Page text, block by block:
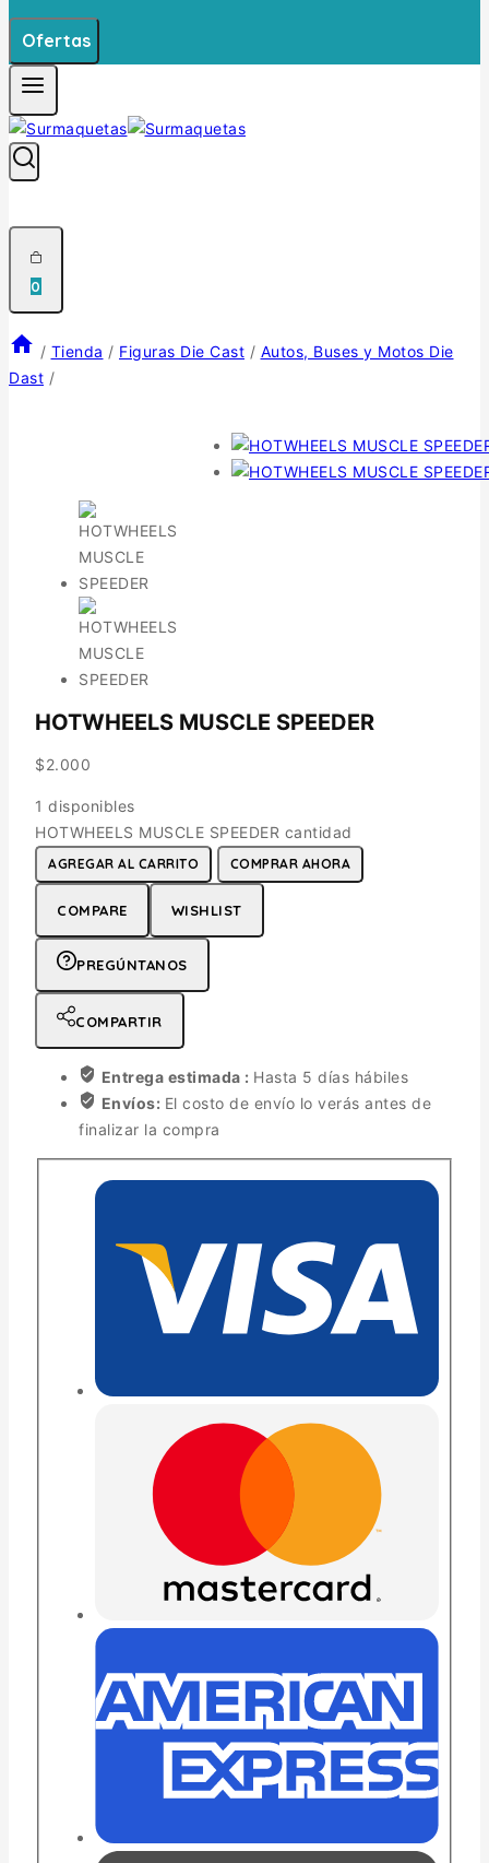
Ofertas
0
/ Tienda / Figuras Die Cast / Autos, Buses y Motos Die
Dast /
HOTWHEELS MUSCLE SPEEDER
$2.000
1 disponibles
HOTWHEELS MUSCLE SPEEDER cantidad
AGREGAR AL CARRITO COMPRAR AHORA
COMPARE WISHLIST
PREGÚNTANOS
COMPARTIR
Entrega estimada : Hasta 5 días hábiles
Envíos: El costo de envío lo verás antes de
finalizar la compra